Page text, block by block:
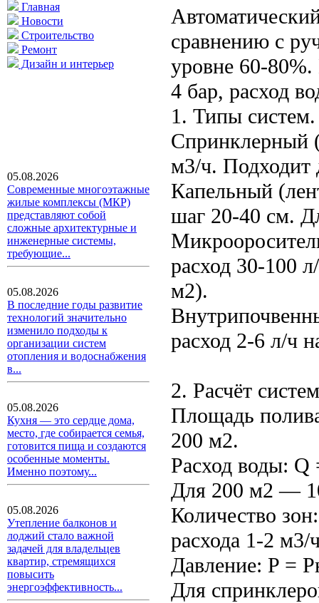
Главная
Новости
Строительство
Ремонт
Дизайн и интерьер
05.08.2026
Современные многоэтажные
жилые комплексы (МКР)
представляют собой
сложные архитектурные и
инженерные системы,
требующие...
05.08.2026
В последние годы развитие
технологий значительно
изменило подходы к
организации систем
отопления и водоснабжения
в...
05.08.2026
Кухня — это сердце дома,
место, где собирается семья,
готовится пища и создаются
особенные моменты.
Именно поэтому...
05.08.2026
Утепление балконов и
лоджий стало важной
задачей для владельцев
квартир, стремящихся
повысить
энергоэффективность...
сравнению с
уровне 60-
4 бар, расход
1. Типы систем.
Спринклерный
м3/ч. Подходит
Капельный
шаг 20-40 см.
расход 30-100
м2).
расход 2-6 л/ч
2. Расчёт
Площадь
200 м2.
Расход воды:
Для 200 м2 —
Количество
расхода 1-2 м3/
Давление: P =
Для